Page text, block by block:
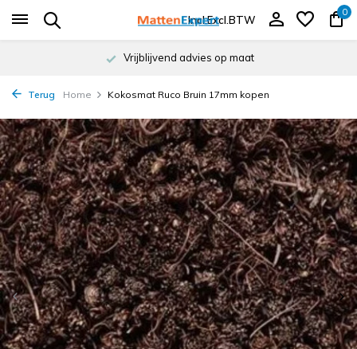
Incl.Excl.BTW
0
Vrijblijvend advies op maat
Terug Home Kokosmat Ruco Bruin 17mm kopen